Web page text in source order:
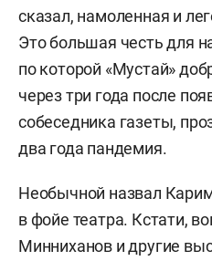
сказал, намоленная и
Это большая честь для
по которой «Мустай»
через три года после
собеседника газеты,
два года пандемия.
Необычной назвал
в фойе театра. Кстати,
Минниханов и другие